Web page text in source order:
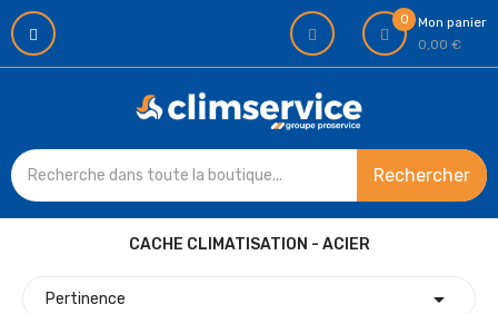
0
Mon panier
0,00 €
Rechercher
CACHE CLIMATISATION - ACIER
Pertinence 